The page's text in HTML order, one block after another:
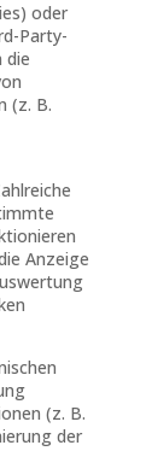
oder
Party-
die
(z. B.
Anzeige
(z. B.
der